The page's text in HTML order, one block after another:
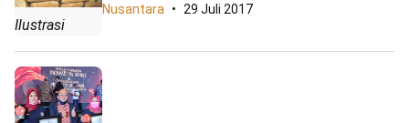
Ilustrasi
Nusantara 29 Juli 2017